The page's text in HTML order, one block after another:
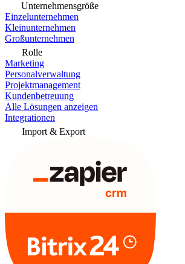
Unternehmensgröße
Einzelunternehmen
Kleinunternehmen
Großunternehmen
Rolle
Marketing
Personalverwaltung
Projektmanagement
Kundenbetreuung
Alle Lösungen anzeigen
Integrationen
Import & Export